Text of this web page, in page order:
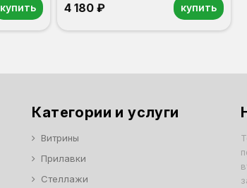
купить 4 180 ₽ купить
Категории и услуги
Витрины
Прилавки
Стеллажи